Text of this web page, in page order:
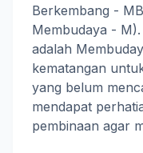
Berkembang -
Membudaya -
adalah
kematangan
yang belum
mendapat
pembinaan agar